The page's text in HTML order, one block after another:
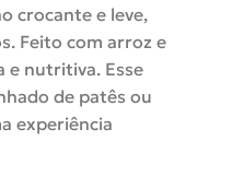
crocante e leve,
Feito com arroz e
e nutritiva. Esse
de patês ou
experiência